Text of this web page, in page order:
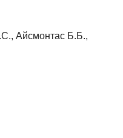
Айсмонтас Б.Б.,